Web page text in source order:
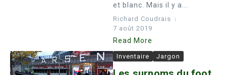
et blanc. Mais il y a...
Richard Coudrais
7 août 2019
Read More
Inventaire Jargon